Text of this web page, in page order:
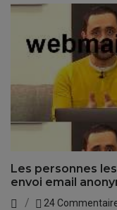
Les personnes
envoi email
24